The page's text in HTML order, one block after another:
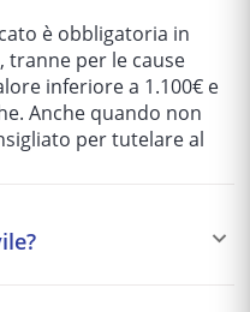
è obbligatoria in
per le cause
inferiore a 1.100€ e
Anche quando non
per tutelare al